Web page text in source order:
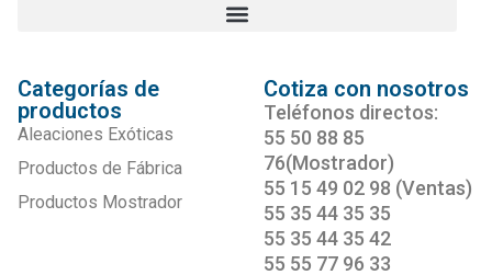
Categorías de
productos
Aleaciones Exóticas
Productos de Fábrica
Productos Mostrador
Cotiza con nosotros
Teléfonos directos:
55 50 88 85
76(Mostrador)
55 15 49 02 98 (Ventas)
55 35 44 35 35
55 35 44 35 42
55 55 77 96 33